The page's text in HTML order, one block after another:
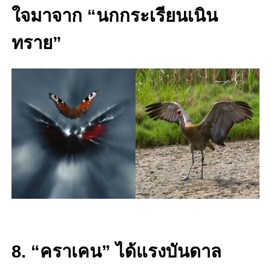
ใจมาจาก “นกกระเรียนเนิน
ทราย”
8. “คราเคน” ได้แรงบันดาล